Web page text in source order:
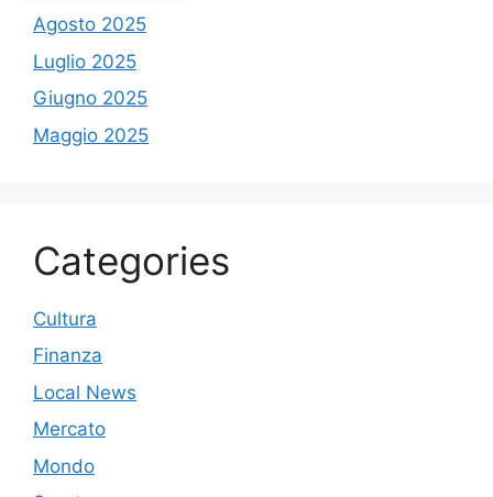
Agosto 2025
Luglio 2025
Giugno 2025
Maggio 2025
Categories
Cultura
Finanza
Local News
Mercato
Mondo